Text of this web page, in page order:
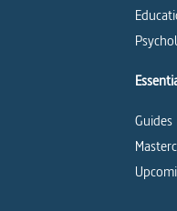
Guides